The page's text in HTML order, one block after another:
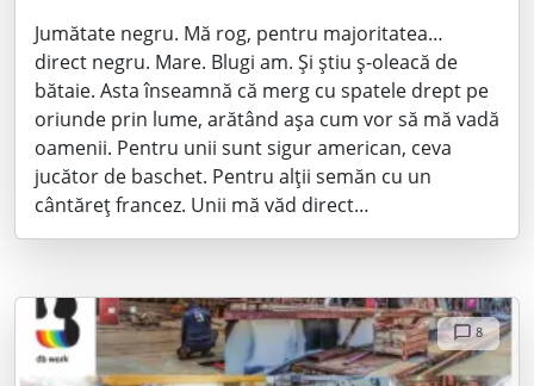
Jumătate negru. Mă rog, pentru majoritatea…
direct negru. Mare. Blugi am. Și știu ș-oleacă de
bătaie. Asta înseamnă că merg cu spatele drept pe
oriunde prin lume, arătând așa cum vor să mă vadă
oamenii. Pentru unii sunt sigur american, ceva
jucător de baschet. Pentru alții semăn cu un
cântăreț francez. Unii mă văd direct…
8